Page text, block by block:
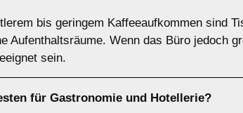
bis geringem Kaffeeaufkommen sind
Aufenthaltsräume. Wenn das Büro jedoch
sein.
für Gastronomie und Hotellerie?